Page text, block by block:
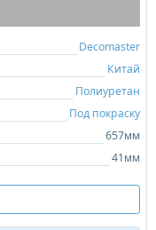
Decomaster
Китай
Полиуретан
Под покраску
657мм
41мм